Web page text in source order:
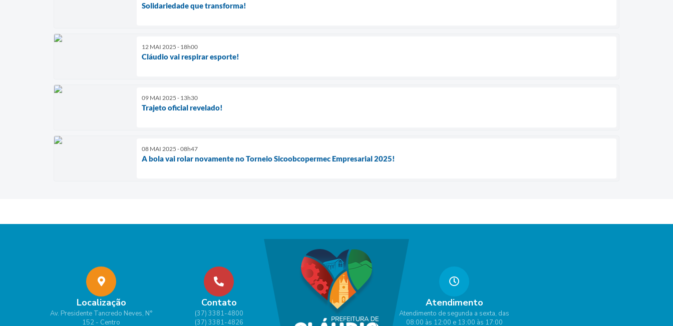
Solidariedade que transforma!
12 MAI 2025 - 18h00
Cláudio vai respirar esporte!
09 MAI 2025 - 13h30
Trajeto oficial revelado!
08 MAI 2025 - 08h47
A bola vai rolar novamente no Torneio Sicoobcopermec Empresarial 2025!
Localização
Av. Presidente Tancredo Neves, N°
152 - Centro
Contato
(37) 3381-4800
(37) 3381-4826
Atendimento
Atendimento de segunda a sexta, das
08:00 às 12:00 e 13:00 às 17:00